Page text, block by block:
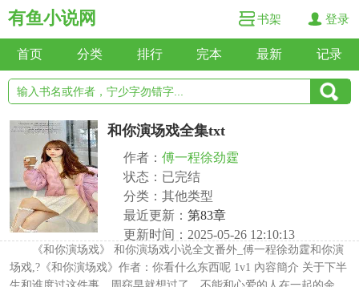
有鱼小说网 书架 登录
首页 分类 排行 完本 最新 记录
和你演场戏全集txt
作者： 傅一程徐劲霆
状态：已完结
分类：其他类型
最近更新： 第83章
更新时间：2025-05-26 12:10:13
《和你演场戏》 和你演场戏小说全文番外_傅一程徐劲霆和你演
场戏,?《和你演场戏》作者：你看什么东西呢 1v1 內容簡介 关于下半